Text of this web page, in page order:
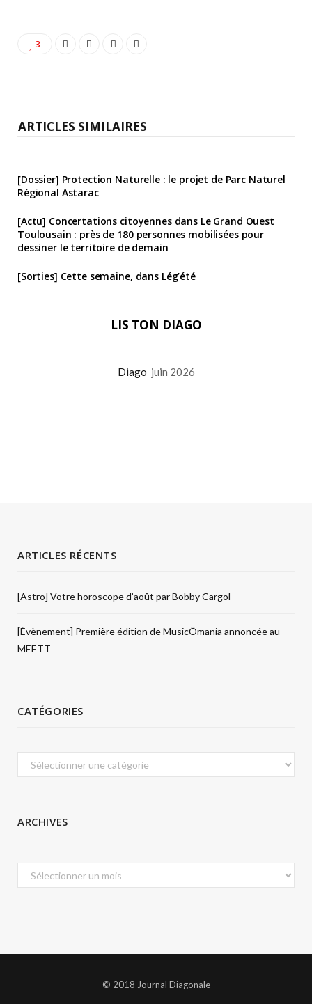
3
ARTICLES SIMILAIRES
[Dossier] Protection Naturelle : le projet de Parc Naturel
Régional Astarac
[Actu] Concertations citoyennes dans Le Grand Ouest
Toulousain : près de 180 personnes mobilisées pour
dessiner le territoire de demain
[Sorties] Cette semaine, dans Lég’été
LIS TON DIAGO
Diago juin 2026
ARTICLES RÉCENTS
[Astro] Votre horoscope d’août par Bobby Cargol
[Évènement] Première édition de MusicÔmania annoncée au
MEETT
CATÉGORIES
Catégories
ARCHIVES
Archives
© 2018 Journal Diagonale